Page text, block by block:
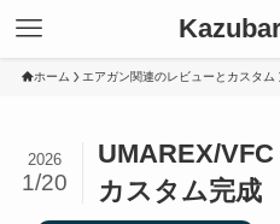
ホーム エアガン関連のレビューとカスタム
UMAREX/VFC
カスタム完成
2026
1/20